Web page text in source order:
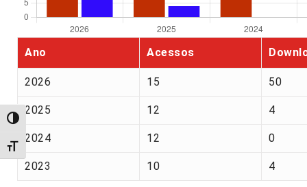
Alternar alto contraste
Alternar tamanho da fonte
Ano Acessos
2026 15 50
2025 12 4
2024 12 0
2023 10 4